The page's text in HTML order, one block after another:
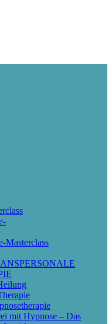
Masterclass
mit Hypnose – Das